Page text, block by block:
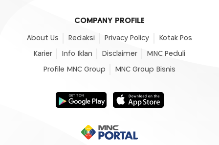
COMPANY PROFILE
About Us Redaksi Privacy Policy Kotak Pos
Karier Info Iklan Disclaimer MNC Peduli
Profile MNC Group MNC Group Bisnis